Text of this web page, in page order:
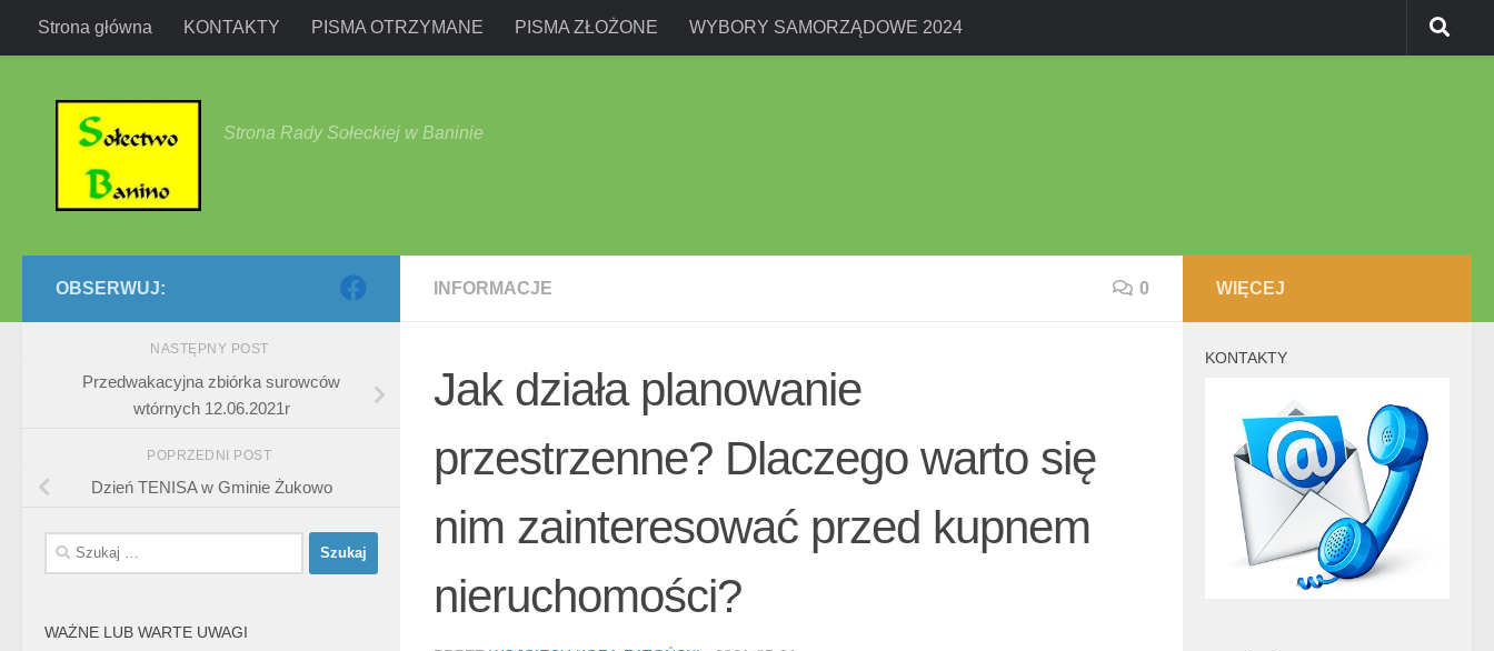
Przejdź do treści
Strona główna KONTAKTY PISMA OTRZYMANE PISMA ZŁOŻONE WYBORY SAMORZĄDOWE 2024
Strona Rady Sołeckiej w Baninie
INFORMACJE 0
Jak działa planowanie
przestrzenne? Dlaczego warto się
nim zainteresować przed kupnem
nieruchomości?
OBSERWUJ:
NASTĘPNY POST
Przedwakacyjna zbiórka surowców
wtórnych 12.06.2021r
POPRZEDNI POST
Dzień TENISA w Gminie Żukowo
Szukaj:
WAŻNE LUB WARTE UWAGI
WIĘCEJ
KONTAKTY